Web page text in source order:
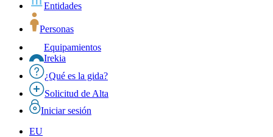
Entidades
Personas
Equipamientos
Irekia
¿Qué es la gida?
Solicitud de Alta
Iniciar sesión
EU